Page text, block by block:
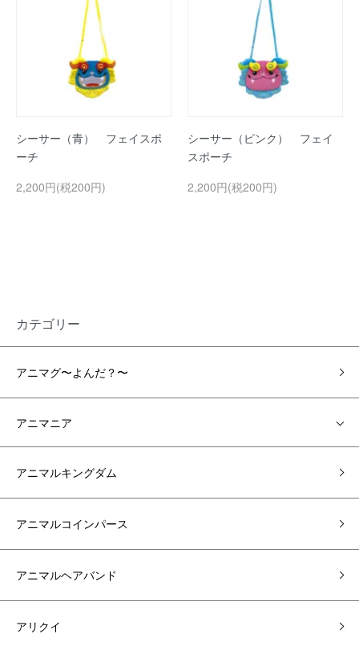
シーサー（青） フェイスポ
ーチ
2,200円(税200円)
シーサー（ピンク） フェイ
スポーチ
2,200円(税200円)
カテゴリー
アニマグ〜よんだ？〜
アニマニア
アニマルキングダム
アニマルコインパース
アニマルヘアバンド
アリクイ